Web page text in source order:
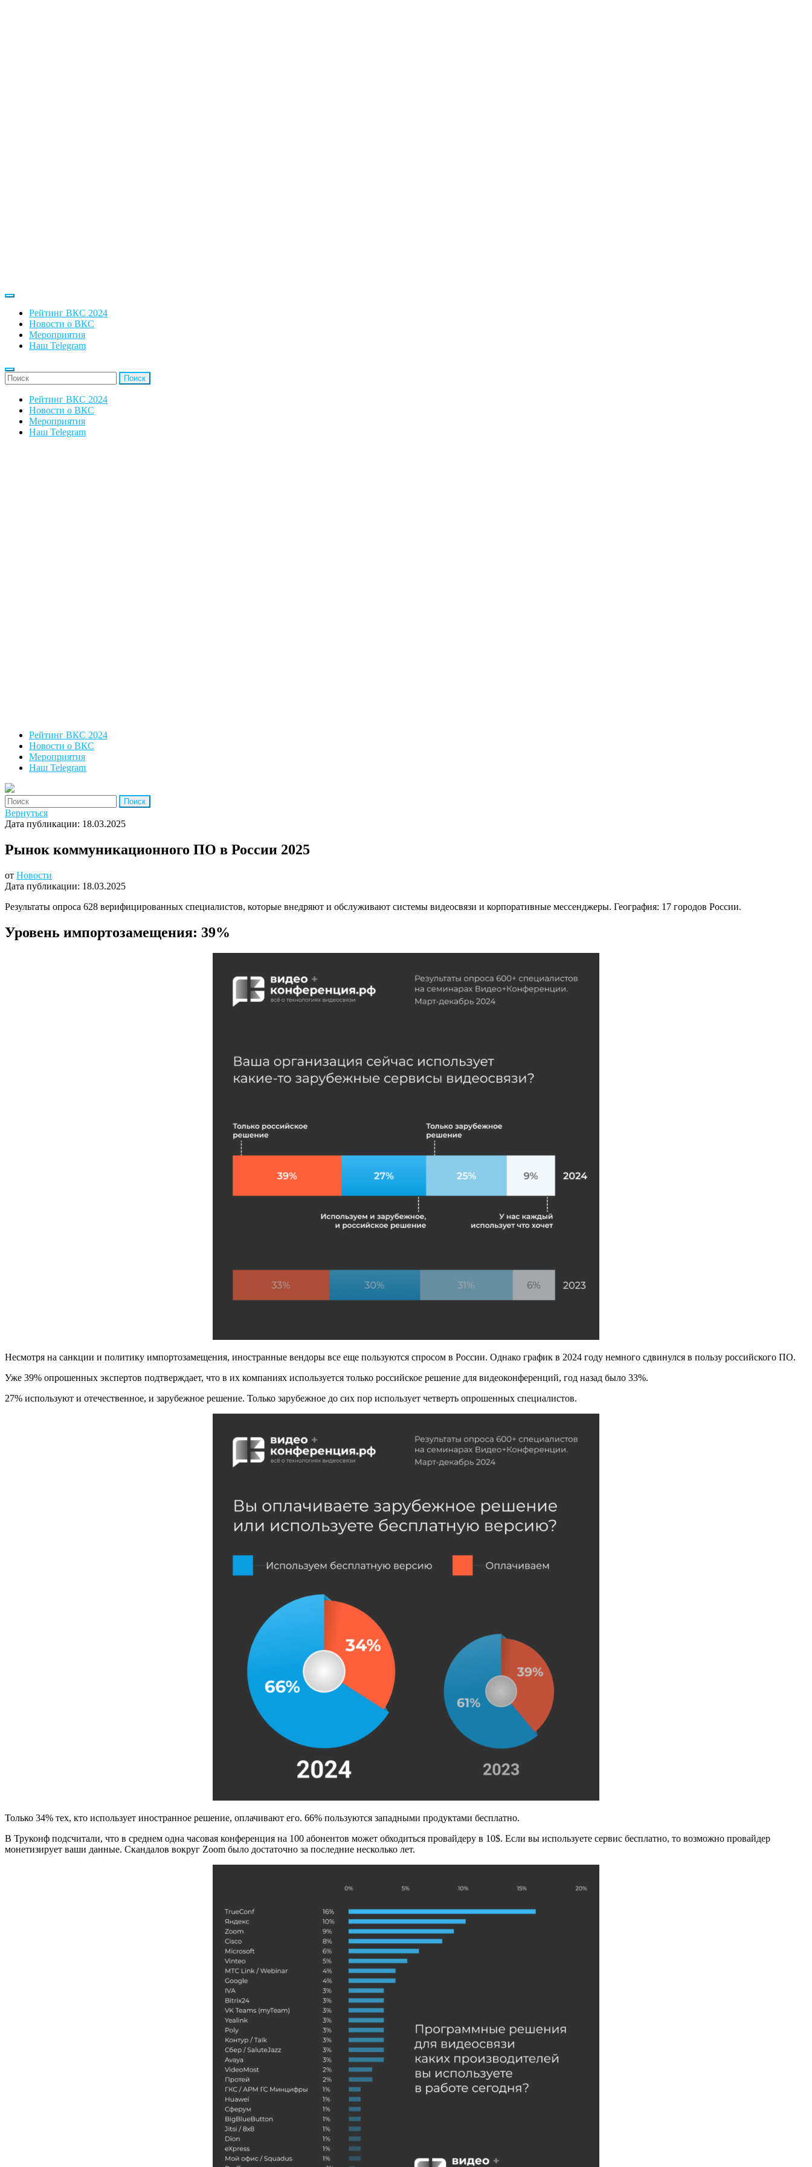
Рейтинг ВКС 2024
Новости о ВКС
Мероприятия
Наш Telegram
'Найти:
Рейтинг ВКС 2024
Новости о ВКС
Мероприятия
Наш Telegram
Рейтинг ВКС 2024
Новости о ВКС
Мероприятия
Наш Telegram
'Найти:
Вернуться
Дата публикации: 18.03.2025
Рынок коммуникационного ПО в России 2025
от Новости
Дата публикации: 18.03.2025
Результаты опроса 628 верифицированных специалистов, которые внедряют и обслуживают системы видеосвязи и корпоративные мессенджеры. География: 17 городов России.
Уровень импортозамещения: 39%
Несмотря на санкции и политику импортозамещения, иностранные вендоры все еще пользуются спросом в России. Однако график в 2024 году немного сдвинулся в пользу российского ПО.
Уже 39% опрошенных экспертов подтверждает, что в их компаниях используется только российское решение для видеоконференций, год назад было 33%.
27% используют и отечественное, и зарубежное решение. Только зарубежное до сих пор использует четверть опрошенных специалистов.
Только 34% тех, кто использует иностранное решение, оплачивают его. 66% пользуются западными продуктами бесплатно.
В Труконф подсчитали, что в среднем одна часовая конференция на 100 абонентов может обходиться провайдеру в 10$. Если вы используете сервис бесплатно, то возможно провайдер
монетизирует ваши данные. Скандалов вокруг Zoom было достаточно за последние несколько лет.